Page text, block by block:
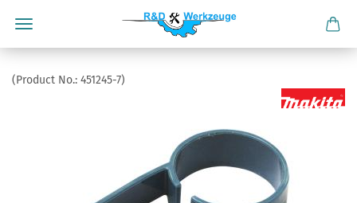
(Product No.: 451245-7)